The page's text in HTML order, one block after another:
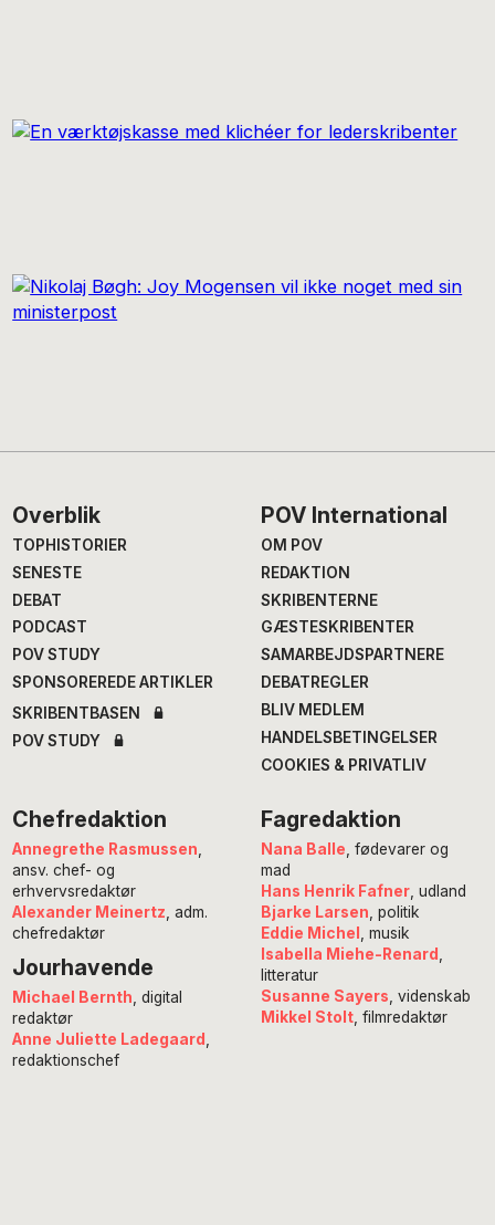
Footer
Overblik
TOPHISTORIER
SENESTE
DEBAT
PODCAST
POV STUDY
SPONSOREREDE ARTIKLER
SKRIBENTBASEN
POV STUDY
POV International
OM POV
REDAKTION
SKRIBENTERNE
GÆSTESKRIBENTER
SAMARBEJDSPARTNERE
DEBATREGLER
BLIV MEDLEM
HANDELSBETINGELSER
COOKIES & PRIVATLIV
Chefredaktion
Annegrethe Rasmussen
ansv. chef- og
erhvervsredaktør
Alexander Meinertz , adm.
chefredaktør
Jourhavende
Michael Bernth , digital
redaktør
Anne Juliette Ladegaard
redaktionschef
Fagredaktion
Nana Balle , fødevarer og
mad
Hans Henrik Fafner, udland
Bjarke Larsen , politik
Eddie Michel
, musik
Isabella Miehe-Renard
litteratur
Susanne Sayers , videnskab
Mikkel Stolt, filmredaktør